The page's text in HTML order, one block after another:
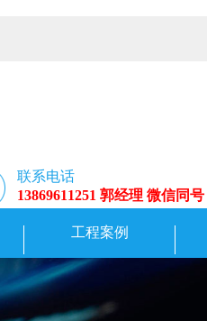
联系电话
13869611251 郭经理 微信同号
工程案例